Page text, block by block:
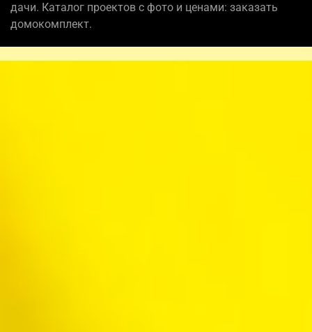
дачи. Каталог проектов с фото и ценами: заказать
домокомплект.